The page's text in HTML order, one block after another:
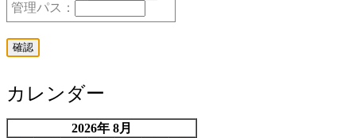
管理パス：
カレンダー
2026年 8月